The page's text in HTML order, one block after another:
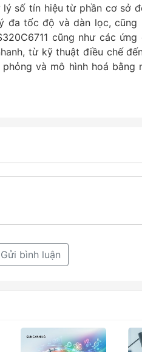
số tín hiệu từ phần cơ sở
đa tốc độ và dàn lọc,
cũng như các
từ kỹ thuật điều chế
và mô hình hoá bằng
Gửi bình luận